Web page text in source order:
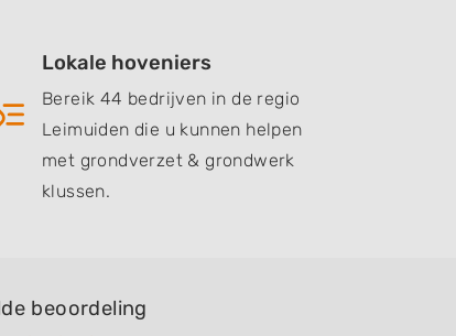
Lokale hoveniers
Bereik 44 bedrijven in de regio
Leimuiden die u kunnen helpen
met grondverzet & grondwerk
klussen.
beoordeling